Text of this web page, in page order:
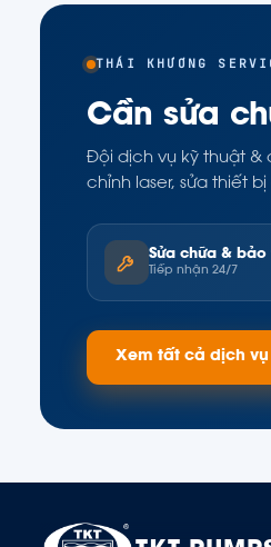
THÁI KHƯƠNG
Cần sửa
Đội dịch vụ kỹ thuật &
chỉnh laser, sửa thiết
Sửa chữa & bảo
Tiếp nhận 24/7
Xem tất cả dịch vụ